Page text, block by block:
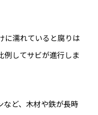
に濡れていると腐りは
例してサビが進行しま
など、木材や鉄が長時